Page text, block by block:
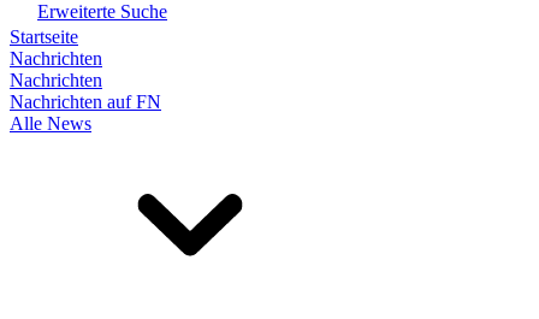
Erweiterte Suche
Startseite
Nachrichten
Nachrichten
Nachrichten auf FN
Alle News